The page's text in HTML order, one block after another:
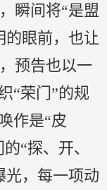
瞬间将“是盟
的眼前，也让
预告也以一
“荣门”的规
作是“皮
“探、开、
光，每一项动